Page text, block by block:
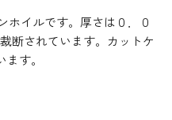
ホイルです。厚さは０．０
断されています。カットケ
す。